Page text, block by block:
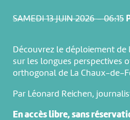
SAMEDI 13 JUIN 2026 – 06:15
Découvrez le déploiement de
sur les longues perspectives
orthogonal de La Chaux-de-
Par Léonard Reichen,
En accès libre, sans